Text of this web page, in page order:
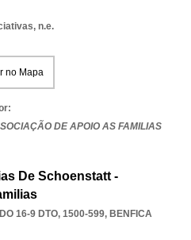
n.e.
no Mapa
DE APOIO AS FAMILIAS
De Schoenstatt -
16-9 DTO, 1500-599, BENFICA